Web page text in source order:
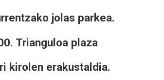
jolas parkea.
Trianguloa plaza
kirolen erakustaldia.